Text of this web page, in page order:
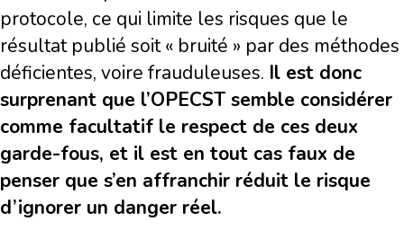
protocole, ce qui limite les risques que le
résultat publié soit « bruité » par des méthodes
déficientes, voire frauduleuses. Il est donc
surprenant que l’OPECST semble considérer
comme facultatif le respect de ces deux
garde-fous, et il est en tout cas faux de
penser que s’en affranchir réduit le risque
d’ignorer un danger réel.